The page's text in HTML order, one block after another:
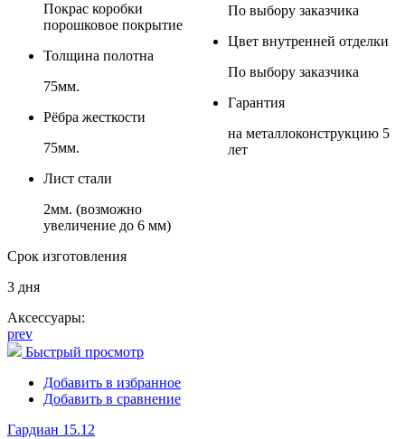
Покрас коробки
порошковое покрытие
Толщина полотна
75мм.
Рёбра жесткости
75мм.
Лист стали
2мм. (возможно
увеличение до 6 мм)
По выбору заказчика
Цвет внутренней отделки
По выбору заказчика
Гарантия
на металлоконструкцию 5
лет
Срок изготовления
3 дня
Аксессуары:
prev
Быстрый просмотр
Добавить в избранное
Добавить в сравнение
Гардиан 15.12